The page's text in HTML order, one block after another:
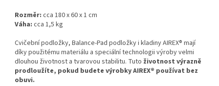
Rozměr: cca 180 x 60 x 1 cm
Váha: cca 1,5 kg
Cvičební podložky, Balance-Pad podložky i kladiny AIREX® mají
díky použitému materiálu a speciální technologii výroby velmi
dlouhou životnost a tvarovou stabilitu. Tuto životnost výrazně
prodloužíte, pokud budete výrobky AIREX® používat bez
obuvi.